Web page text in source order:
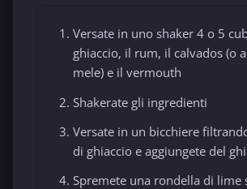
Versate in uno shaker 4 o 5
ghiaccio, il rum, il calvados (o
mele) e il vermouth
Shakerate gli ingredienti
Versate in un bicchiere
di ghiaccio e aggiungete del
Spremete una rondella di lime